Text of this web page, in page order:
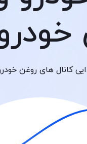
کانال های روغن